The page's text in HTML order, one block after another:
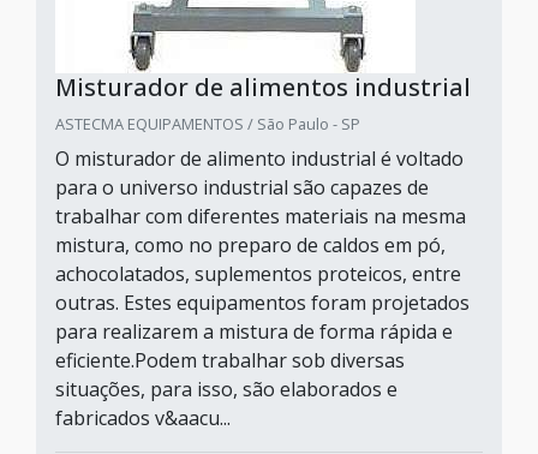
Misturador de alimentos industrial
ASTECMA EQUIPAMENTOS / São Paulo - SP
O misturador de alimento industrial é voltado
para o universo industrial são capazes de
trabalhar com diferentes materiais na mesma
mistura, como no preparo de caldos em pó,
achocolatados, suplementos proteicos, entre
outras. Estes equipamentos foram projetados
para realizarem a mistura de forma rápida e
eficiente.Podem trabalhar sob diversas
situações, para isso, são elaborados e
fabricados v&aacu...